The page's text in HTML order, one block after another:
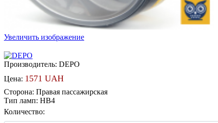
Увеличить изображение
Производитель: DEPO
Цена: 1571 UAH
Сторона: Правая пассажирская
Тип ламп: HB4
Количество: